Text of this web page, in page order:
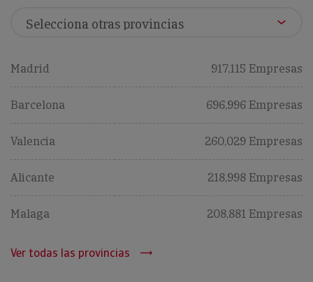
Madrid 917,115 Empresas
Barcelona 696,996 Empresas
Valencia 260,029 Empresas
Alicante 218,998 Empresas
Malaga 208,881 Empresas
Ver todas las provincias